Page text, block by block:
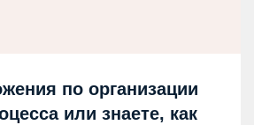
по организации
или знаете, как